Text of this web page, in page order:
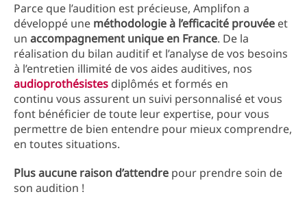
Parce que l’audition est précieuse, Amplifon a
développé une méthodologie à l’efficacité prouvée et
un accompagnement unique en France. De la
réalisation du bilan auditif et l’analyse de vos besoins
à l’entretien illimité de vos aides auditives, nos
audioprothésistes diplômés et formés en
continu vous assurent un suivi personnalisé et vous
font bénéficier de toute leur expertise, pour vous
permettre de bien entendre pour mieux comprendre,
en toutes situations.
Plus aucune raison d’attendre pour prendre soin de
son audition !